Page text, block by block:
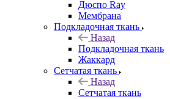
Дюспо Ray
Мембрана
Подкладочная ткань
Назад
Подкладочная ткань
Жаккард
Сетчатая ткань
Назад
Сетчатая ткань